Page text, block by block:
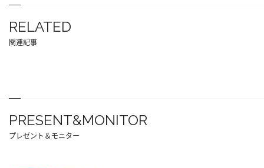
RELATED
関連記事
PRESENT&MONITOR
プレゼント＆モニター